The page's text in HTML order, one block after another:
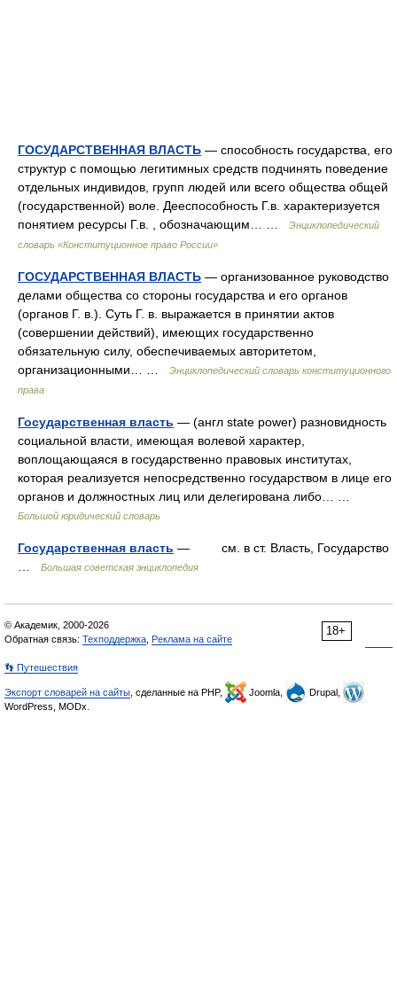
ГОСУДАРСТВЕННАЯ ВЛАСТЬ — способность государства, его
структур с помощью легитимных средств подчинять поведение
отдельных индивидов, групп людей или всего общества общей
(государственной) воле. Дееспособность Г.в. характеризуется
понятием ресурсы Г.в. , обозначающим… …
Энциклопедический
словарь «Конституционное право России»
ГОСУДАРСТВЕННАЯ ВЛАСТЬ — организованное руководство
делами общества со стороны государства и его органов
(органов Г. в.). Суть Г. в. выражается в принятии актов
(совершении действий), имеющих государственно
обязательную силу, обеспечиваемых авторитетом,
организационными… …
Энциклопедический словарь конституционного
права
Государственная власть — (англ state power) разновидность
социальной власти, имеющая волевой характер,
воплощающаяся в государственно правовых институтах,
которая реализуется непосредственно государством в лице его
органов и должностных лиц или делегирована либо… …
Большой юридический словарь
Государственная власть — см. в ст. Власть, Государство
Большая советская энциклопедия
18+
© Академик, 2000-2026
Обратная связь: Техподдержка Реклама на сайте
👣 Путешествия
Экспорт словарей на сайты , сделанные на PHP, Joomla,
Drupal,
WordPress, MODx.